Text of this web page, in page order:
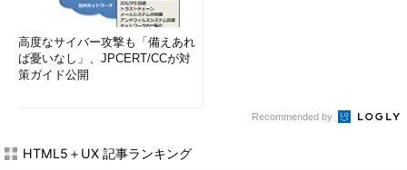
高度なサイバー攻撃も「備えあれ
ば憂いなし」、JPCERT/CCが対
策ガイド公開
Recommended by
HTML5＋UX 記事ランキング